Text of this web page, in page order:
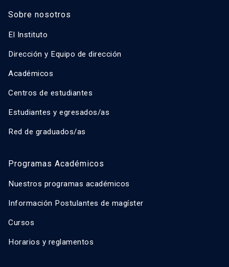
Sobre nosotros
El Instituto
Dirección y Equipo de dirección
Académicos
Centros de estudiantes
Estudiantes y egresados/as
Red de graduados/as
Programas Académicos
Nuestros programas académicos
Información Postulantes de magíster
Cursos
Horarios y reglamentos